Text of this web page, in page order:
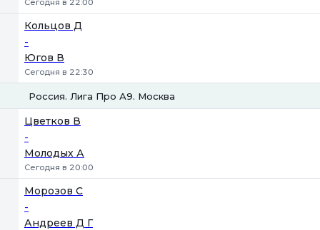
Сегодня в 22:00
Кольцов Д
-
Югов В
Сегодня в 22:30
Россия. Лига Про А9. Москва
Цветков В
-
Молодых А
Сегодня в 20:00
Морозов С
-
Андреев Д Г